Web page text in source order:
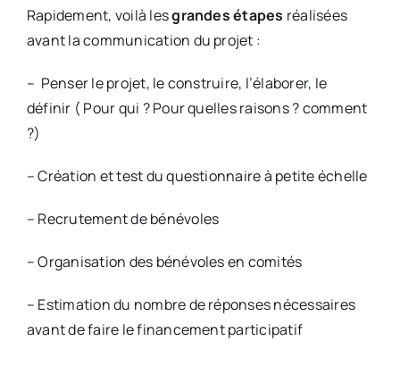
Rapidement, voilà lesgrandes étapes réalisées
avant la communication du projet :
– Penser le projet, le construire, l’élaborer, le
définir ( Pour qui ? Pour quelles raisons ? comment
?)
– Création et test du questionnaire à petite échelle
– Recrutement de bénévoles
– Organisation des bénévoles en comités
– Estimation du nombre de réponses nécessaires
avant de faire le financement participatif